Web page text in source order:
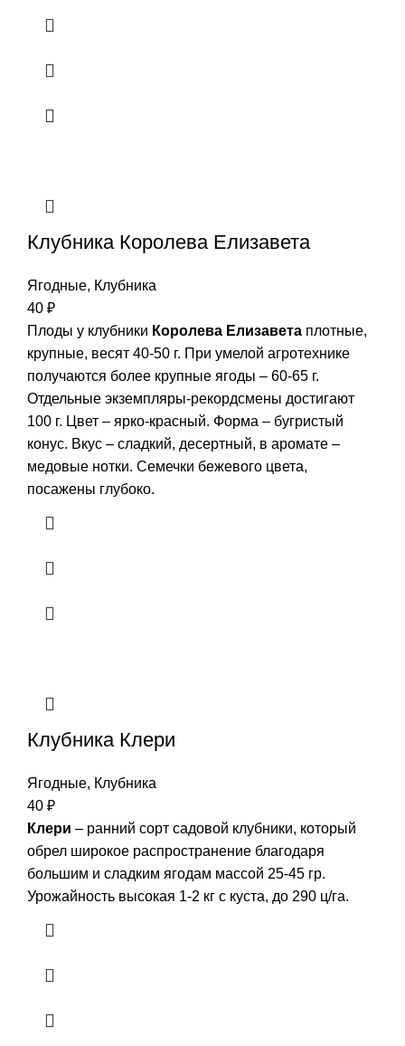
Клубника Королева Елизавета
Ягодные, Клубника
40 ₽
Плоды у клубники Королева Елизавета плотные,
крупные, весят 40-50 г. При умелой агротехнике
получаются более крупные ягоды – 60-65 г.
Отдельные экземпляры-рекордсмены достигают
100 г. Цвет – ярко-красный. Форма – бугристый
конус. Вкус – сладкий, десертный, в аромате –
медовые нотки. Семечки бежевого цвета,
посажены глубоко.
Клубника Клери
Ягодные, Клубника
40 ₽
Клери – ранний сорт садовой клубники, который
обрел широкое распространение благодаря
большим и сладким ягодам массой 25-45 гр.
Урожайность высокая 1-2 кг с куста, до 290 ц/га.